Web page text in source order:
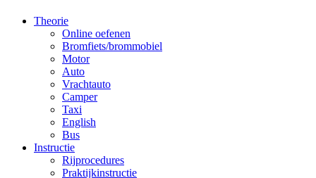
Theorie
Online oefenen
Bromfiets/brommobiel
Motor
Auto
Vrachtauto
Camper
Taxi
English
Bus
Instructie
Rijprocedures
Praktijkinstructie